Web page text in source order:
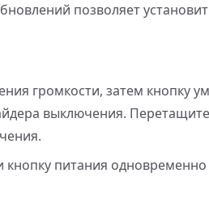
позволяет
громкости, затем кнопку
выключения.
питания